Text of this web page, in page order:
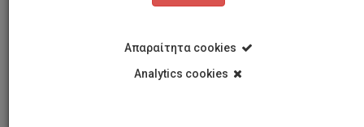
Απαραίτητα cookies
Analytics cookies